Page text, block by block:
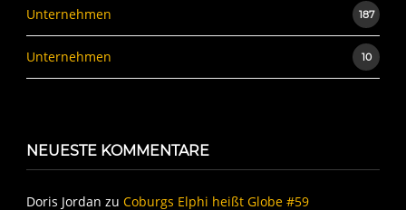
Unternehmen 187
Unternehmen 10
NEUESTE KOMMENTARE
Doris Jordan zu Coburgs Elphi heißt Globe #59